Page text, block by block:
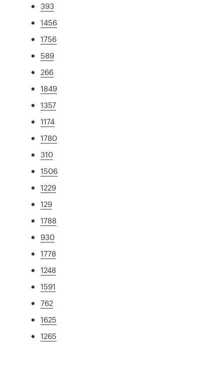
393
1456
1756
589
266
1849
1357
1174
1780
310
1506
1229
129
1788
930
1778
1248
1591
762
1625
1265